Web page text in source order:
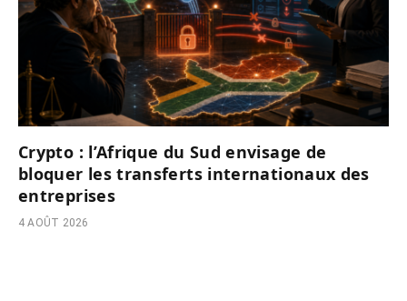
Crypto : l’Afrique du Sud envisage de
bloquer les transferts internationaux des
entreprises
4 AOÛT 2026